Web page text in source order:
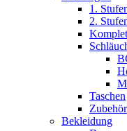
1.
2.
Taschen
Zubehör
Bekleidung